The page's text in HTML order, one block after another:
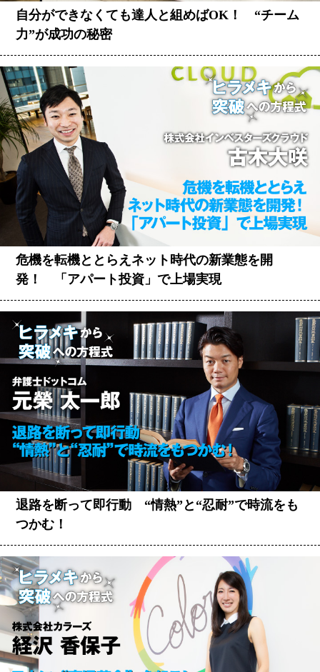
自分ができなくても達人と組めばOK！ “チーム
力”が成功の秘密
危機を転機ととらえネット時代の新業態を開
発！ 「アパート投資」で上場実現
退路を断って即行動 “情熱”と“忍耐”で時流をも
つかむ！